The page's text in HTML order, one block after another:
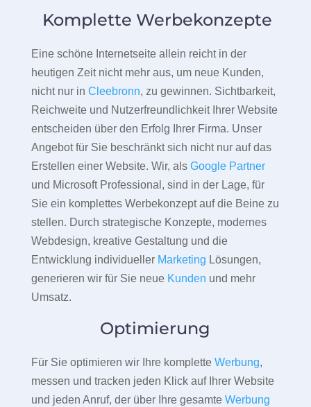
Komplette Werbekonzepte
Eine schöne Internetseite allein reicht in der
heutigen Zeit nicht mehr aus, um neue Kunden,
nicht nur in Cleebronn, zu gewinnen. Sichtbarkeit,
Reichweite und Nutzerfreundlichkeit Ihrer Website
entscheiden über den Erfolg Ihrer Firma. Unser
Angebot für Sie beschränkt sich nicht nur auf das
Erstellen einer Website. Wir, als Google Partner
und Microsoft Professional, sind in der Lage, für
Sie ein komplettes Werbekonzept auf die Beine zu
stellen. Durch strategische Konzepte, modernes
Webdesign, kreative Gestaltung und die
Entwicklung individueller Marketing Lösungen,
generieren wir für Sie neue Kunden und mehr
Umsatz.
Optimierung
Für Sie optimieren wir Ihre komplette Werbung,
messen und tracken jeden Klick auf Ihrer Website
und jeden Anruf, der über Ihre gesamte Werbung